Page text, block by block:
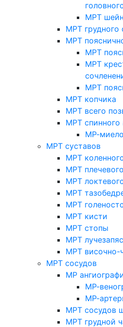
МРТ
МРТ грудного
МРТ
МРТ
МРТ
МРТ
МРТ копчика
МРТ всего
МРТ спинного
МР-
МРТ суставов
МРТ
МРТ
МРТ
МРТ
МРТ
МРТ кисти
МРТ стопы
МРТ
МРТ височно-
МРТ сосудов
МР
МР-
МР-
МРТ сосудов
МРТ грудной